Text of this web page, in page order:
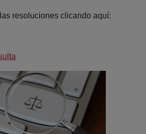
resoluciones clicando aquí: